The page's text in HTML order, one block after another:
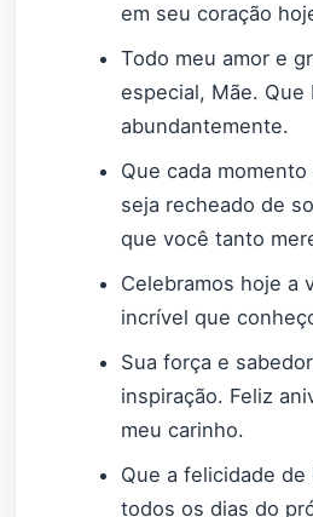
em seu coração
Todo meu amor e
especial, Mãe. Que
abundantemente.
Que cada
seja recheado de
que você tanto
Celebramos hoje a
incrível que
Sua força e
inspiração. Feliz
meu carinho.
Que a felicidade
todos os dias do